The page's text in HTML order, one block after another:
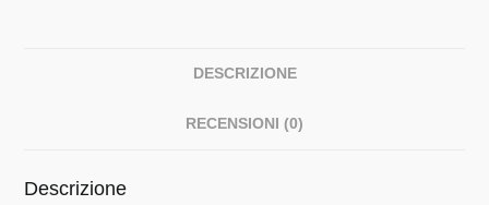
DESCRIZIONE
RECENSIONI (0)
Descrizione